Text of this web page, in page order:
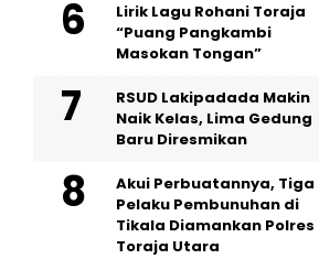
Lirik Lagu Rohani Toraja
“Puang Pangkambi
Masokan Tongan”
RSUD Lakipadada Makin
Naik Kelas, Lima Gedung
Baru Diresmikan
Akui Perbuatannya, Tiga
Pelaku Pembunuhan di
Tikala Diamankan Polres
Toraja Utara